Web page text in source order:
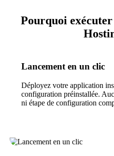
Pourquoi
Lancement en un clic
Déployez votre application
configuration préinstallée.
ni étape de configuration